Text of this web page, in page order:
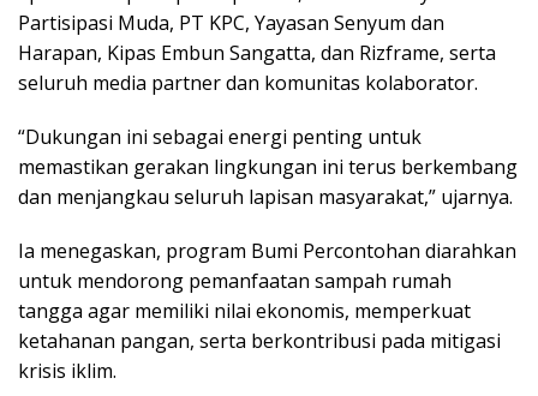
Partisipasi Muda, PT KPC, Yayasan Senyum dan
Harapan, Kipas Embun Sangatta, dan Rizframe, serta
seluruh media partner dan komunitas kolaborator.
“Dukungan ini sebagai energi penting untuk
memastikan gerakan lingkungan ini terus berkembang
dan menjangkau seluruh lapisan masyarakat,” ujarnya.
Ia menegaskan, program Bumi Percontohan diarahkan
untuk mendorong pemanfaatan sampah rumah
tangga agar memiliki nilai ekonomis, memperkuat
ketahanan pangan, serta berkontribusi pada mitigasi
krisis iklim.